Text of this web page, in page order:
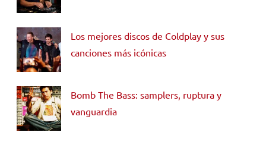
Los mejores discos de Coldplay y sus
canciones más icónicas
Bomb The Bass: samplers, ruptura y
vanguardia